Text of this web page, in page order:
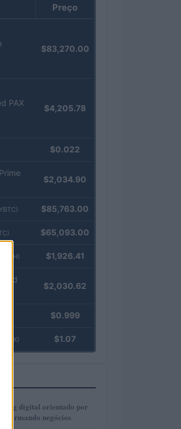
Preço
$83,270.00
PAX
$4,205.78
$0.022
$2,034.90
$85,763.00
$65,093.00
(ETH) $1,926.41
$2,030.62
$0.999
$1.07
digital orientado por
negócios